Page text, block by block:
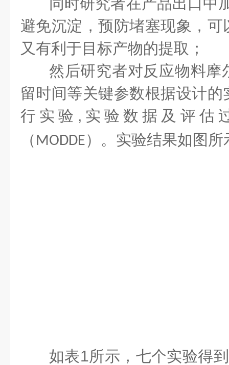
避免沉淀，预防堵塞现象，
又有利于目标产物的提取；
然后研究者对反应物料摩
留时间等关键参数根据设计
行实验 , 实验数据及评估
（MODDE）。实验结果如图所
如表1所示，七个实验得